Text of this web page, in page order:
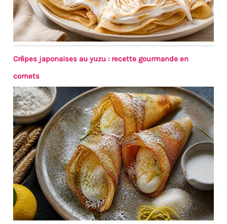
Crêpes japonaises au yuzu : recette gourmande en
cornets